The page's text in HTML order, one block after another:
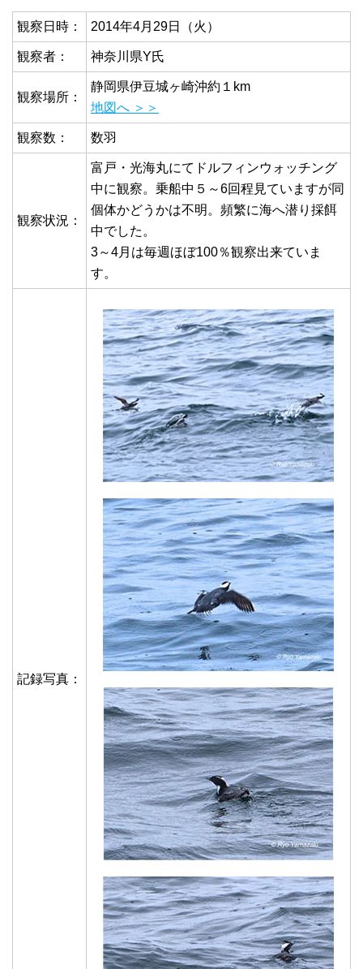
観察日時： 2014年4月29日（火）
観察者： 神奈川県Y氏
観察場所：
静岡県伊豆城ヶ崎沖約１km
地図へ ＞＞
観察数： 数羽
観察状況：
富戸・光海丸にてドルフィンウォッチング
中に観察。乗船中５～6回程見ていますが同
個体かどうかは不明。頻繁に海へ潜り採餌
中でした。
3～4月は毎週ほぼ100％観察出来ていま
す。
記録写真：